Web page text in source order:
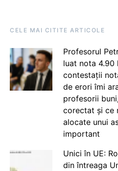
CELE MAI CITITE ARTICOLE
Profesorul
luat nota 4.90
contestații
de erori îmi
profesorii
corectat și ce
alocate unui
important
Unici în UE:
din întreaga